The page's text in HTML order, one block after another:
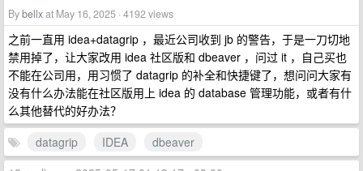
Bybellxat May 16, 2025 · 4192 views
之前一直用 idea+datagrip ，最近公司收到 jb 的警告，于是一刀切地
禁用掉了，让大家改用 idea 社区版和 dbeaver ，问过 it ，自己买也
不能在公司用，用习惯了 datagrip 的补全和快捷键了，想问问大家有
没有什么办法能在社区版用上 idea 的 database 管理功能，或者有什
么其他替代的好办法？
datagrip
IDEA
dbeaver